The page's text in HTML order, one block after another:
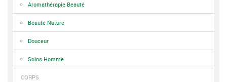
Aromathérapie Beauté
Beauté Nature
Douceur
Soins Homme
CORPS